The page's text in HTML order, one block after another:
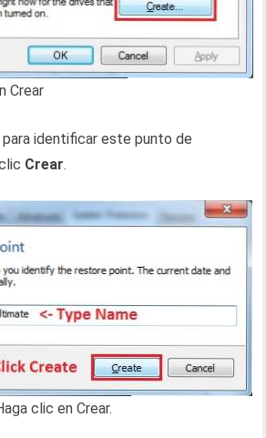
Crear
para identificar este punto de
Crear.
clic en Crear.